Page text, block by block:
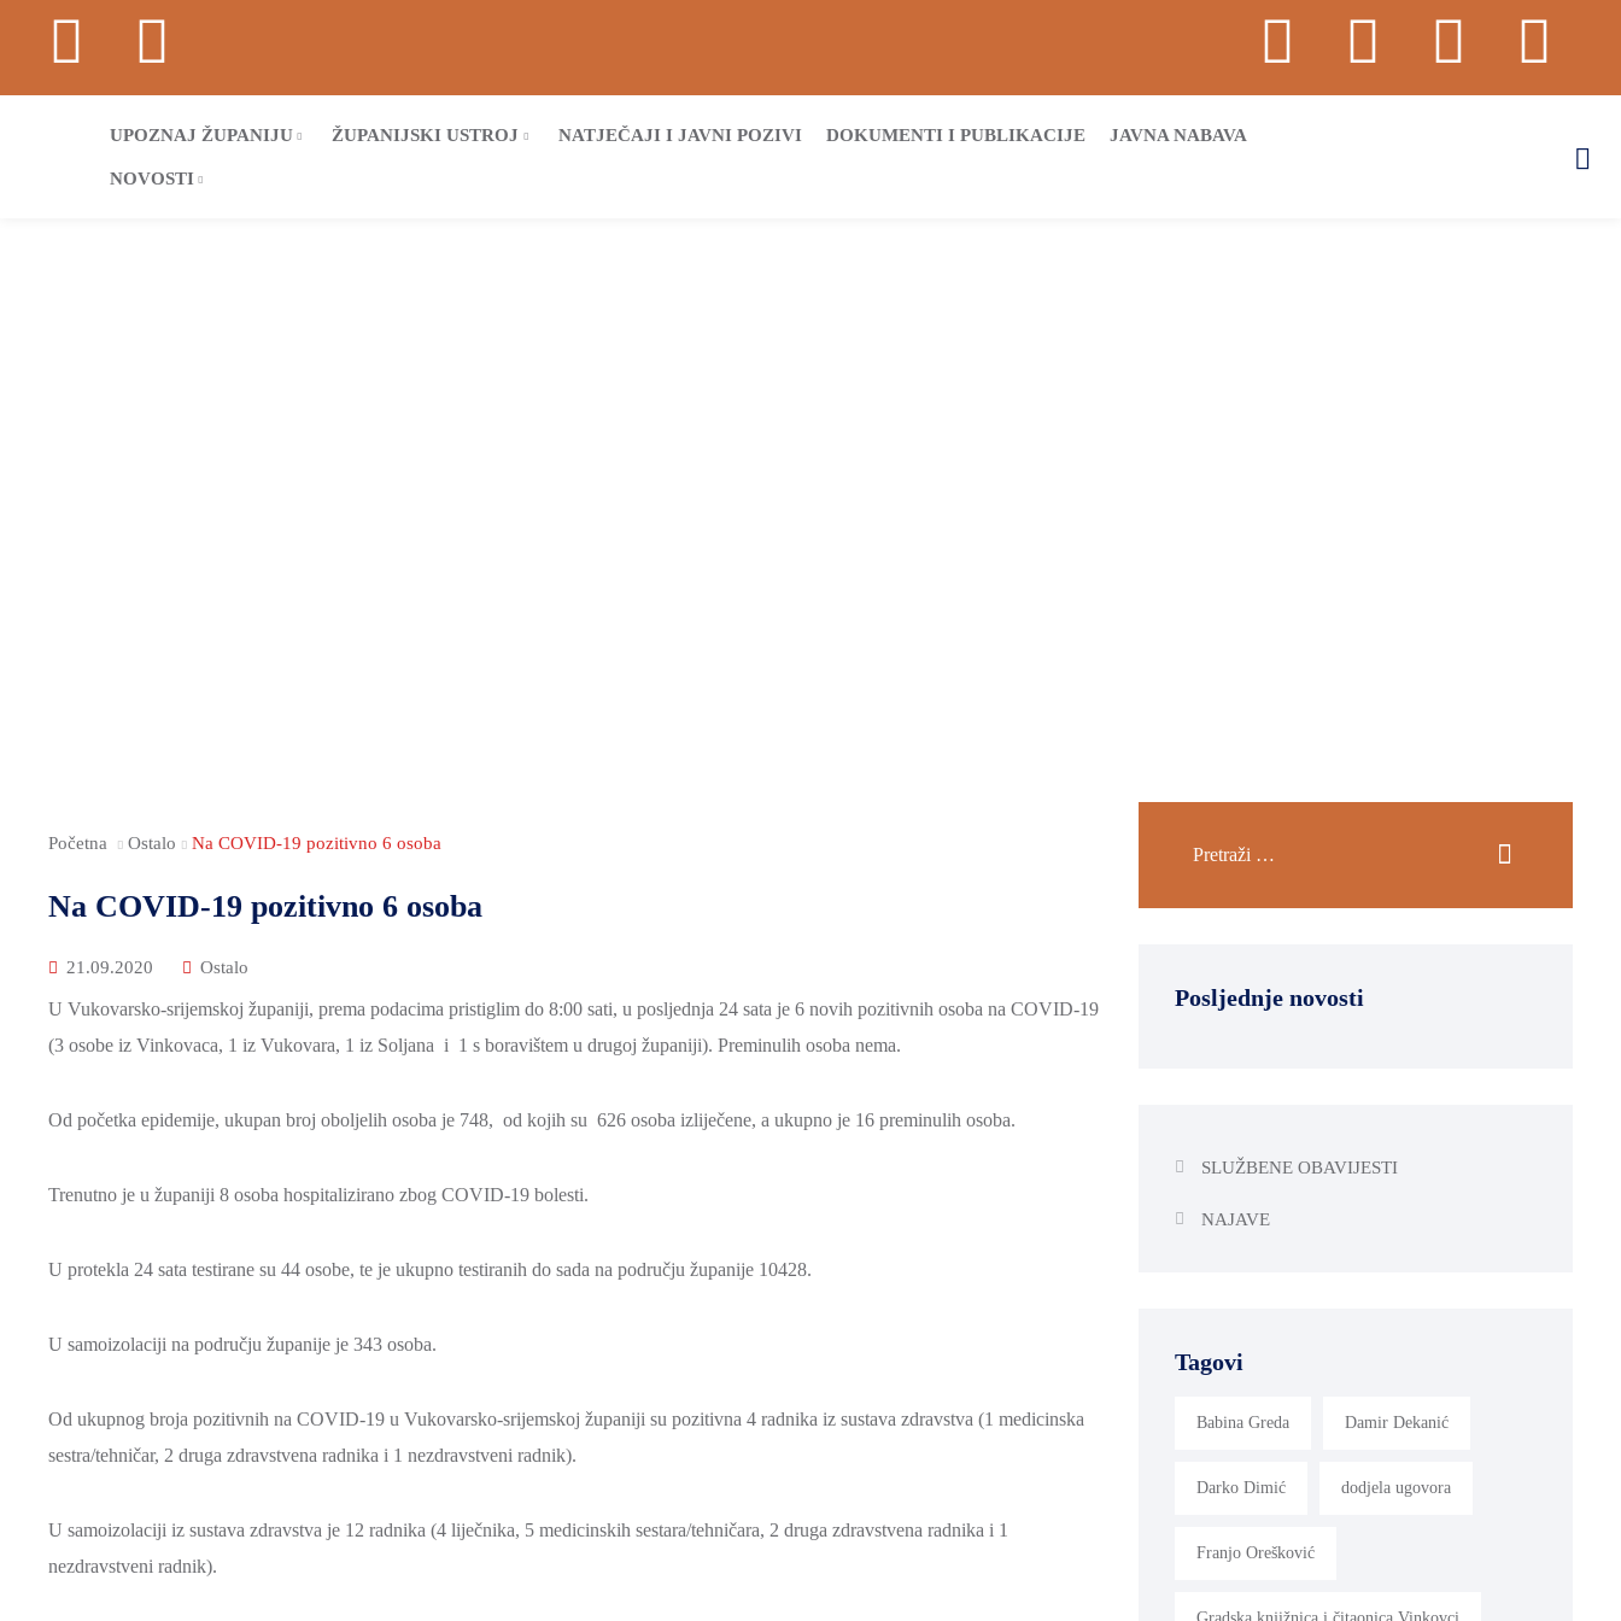
UPOZNAJ ŽUPANIJU ŽUPANIJSKI USTROJ NATJEČAJI I JAVNI POZIVI DOKUMENTI I PUBLIKACIJE JAVNA NABAVA
NOVOSTI
Početna Ostalo Na COVID-19 pozitivno 6 osoba
Na COVID-19 pozitivno 6 osoba
21.09.2020 Ostalo
U Vukovarsko-srijemskoj županiji, prema podacima pristiglim do 8:00 sati, u posljednja 24 sata je 6 novih pozitivnih osoba na COVID-19
(3 osobe iz Vinkovaca, 1 iz Vukovara, 1 iz Soljana i 1 s boravištem u drugoj županiji). Preminulih osoba nema.
Od početka epidemije, ukupan broj oboljelih osoba je 748, od kojih su 626 osoba izliječene, a ukupno je 16 preminulih osoba.
Trenutno je u županiji 8 osoba hospitalizirano zbog COVID-19 bolesti.
U protekla 24 sata testirane su 44 osobe, te je ukupno testiranih do sada na području županije 10428.
U samoizolaciji na području županije je 343 osoba.
Od ukupnog broja pozitivnih na COVID-19 u Vukovarsko-srijemskoj županiji su pozitivna 4 radnika iz sustava zdravstva (1 medicinska
sestra/tehničar, 2 druga zdravstvena radnika i 1 nezdravstveni radnik).
U samoizolaciji iz sustava zdravstva je 12 radnika (4 liječnika, 5 medicinskih sestara/tehničara, 2 druga zdravstvena radnika i 1
nezdravstveni radnik).
Posljednje novosti
SLUŽBENE OBAVIJESTI
NAJAVE
Tagovi
Babina Greda Damir Dekanić
Darko Dimić dodjela ugovora
Franjo Orešković
Gradska knjižnica i čitaonica Vinkovci